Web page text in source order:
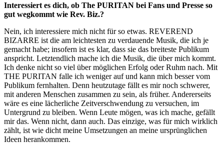
Interessiert es dich, ob The PURITAN bei Fans und Presse so
gut wegkommt wie Rev. Biz.?
Nein, ich interessiere mich nicht für so etwas. REVEREND
BIZARRE ist die am leichtesten zu verdauende Musik, die ich je
gemacht habe; insofern ist es klar, dass sie das breiteste Publikum
anspricht. Letztendlich mache ich die Musik, die über mich kommt.
Ich denke nicht so viel über möglichen Erfolg oder Ruhm nach. Mit
THE PURITAN falle ich weniger auf und kann mich besser vom
Publikum fernhalten. Denn heutzutage fällt es mir noch schwerer,
mit anderen Menschen zusammen zu sein, als früher. Andererseits
wäre es eine lächerliche Zeitverschwendung zu versuchen, im
Untergrund zu bleiben. Wenn Leute mögen, was ich mache, gefällt
mir das. Wenn nicht, dann auch. Das einzige, was für mich wirklich
zählt, ist wie dicht meine Umsetzungen an meine ursprünglichen
Ideen herankommen.